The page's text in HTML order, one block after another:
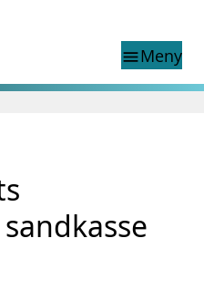
menuMeny
home page